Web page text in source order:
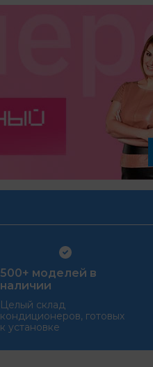
500+ моделей в
наличии
Целый склад
кондиционеров, готовых
к установке